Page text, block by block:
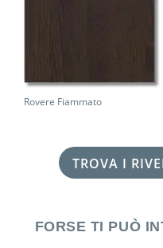
Rovere Fiammato
TROVA I
FORSE TI PUÒ